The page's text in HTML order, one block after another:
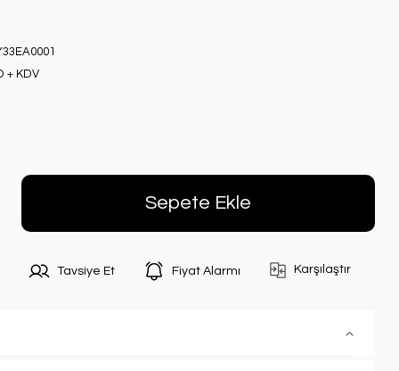
+ KDV
Sepete Ekle
Tavsiye Et Fiyat Alarmı Karşılaştır